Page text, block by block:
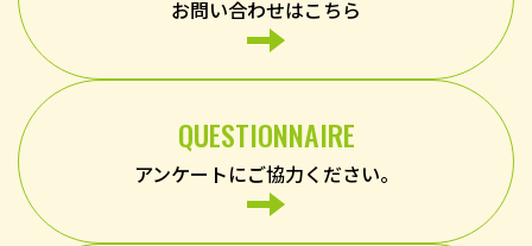
お問い合わせはこちら
QUESTIONNAIRE
アンケートにご協力ください。